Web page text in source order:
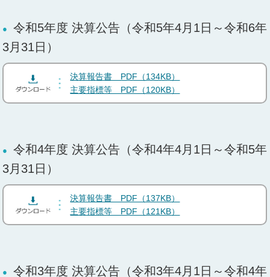
令和5年度 決算公告（令和5年4月1日～令和6年
3月31日）
決算報告書 PDF（134KB）
主要指標等 PDF（120KB）
令和4年度 決算公告（令和4年4月1日～令和5年
3月31日）
決算報告書 PDF（137KB）
主要指標等 PDF（121KB）
令和3年度 決算公告（令和3年4月1日～令和4年